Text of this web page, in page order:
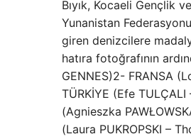
Bıyık, Kocaeli Gençlik
Yunanistan
giren denizcilere
hatıra fotoğrafının
GENNES)2- FRANSA
TÜRKİYE (Efe
(Agnieszka
(Laura PUKROPSKI –